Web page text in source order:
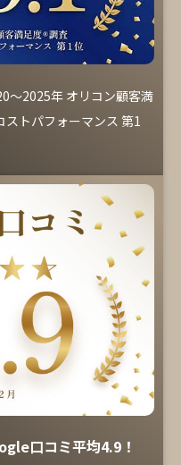
～2025年 オリコン顧客満
ストパフォーマンス 第1
口コミ平均4.9！